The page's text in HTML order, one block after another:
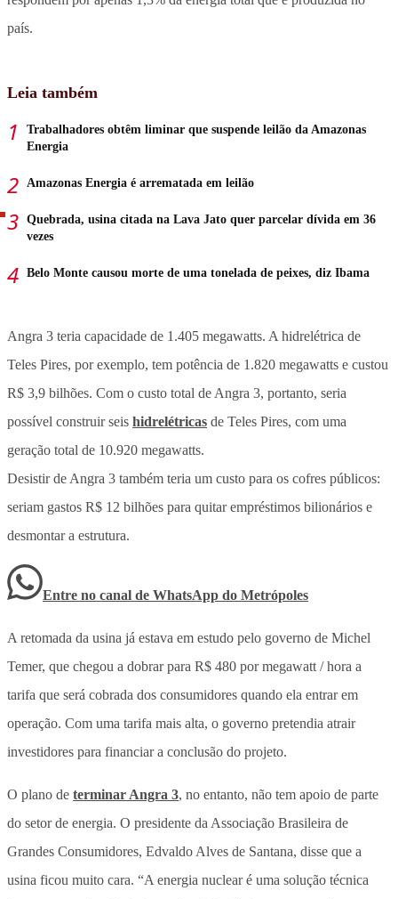
país.
Leia também
Trabalhadores obtêm liminar que suspende leilão da Amazonas
Energia
Amazonas Energia é arrematada em leilão
Quebrada, usina citada na Lava Jato quer parcelar dívida em 36
vezes
Belo Monte causou morte de uma tonelada de peixes, diz Ibama
Angra 3 teria capacidade de 1.405 megawatts. A hidrelétrica de
Teles Pires, por exemplo, tem potência de 1.820 megawatts e custou
R$ 3,9 bilhões. Com o custo total de Angra 3, portanto, seria
possível construir seis hidrelétricas de Teles Pires, com uma
geração total de 10.920 megawatts.
Desistir de Angra 3 também teria um custo para os cofres públicos:
seriam gastos R$ 12 bilhões para quitar empréstimos bilionários e
desmontar a estrutura.
Entre no canal de WhatsApp do Metrópoles
A retomada da usina já estava em estudo pelo governo de Michel
Temer, que chegou a dobrar para R$ 480 por megawatt / hora a
tarifa que será cobrada dos consumidores quando ela entrar em
operação. Com uma tarifa mais alta, o governo pretendia atrair
investidores para financiar a conclusão do projeto.
O plano de terminar Angra 3, no entanto, não tem apoio de parte
do setor de energia. O presidente da Associação Brasileira de
Grandes Consumidores, Edvaldo Alves de Santana, disse que a
usina ficou muito cara. “A energia nuclear é uma solução técnica